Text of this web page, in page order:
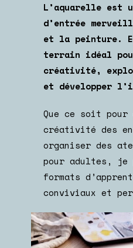
L’aquarelle est
d’entrée
et la peinture.
terrain idéal
créativité,
et développer
Que ce soit
créativité des
organiser des
pour adultes, je
formats
conviviaux et